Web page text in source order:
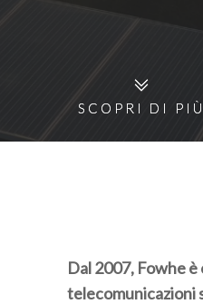
SCOPRI DI PIÙ
SCOPRI DI PIÙ
Dal 2007, Fowhe
telecomunicazioni